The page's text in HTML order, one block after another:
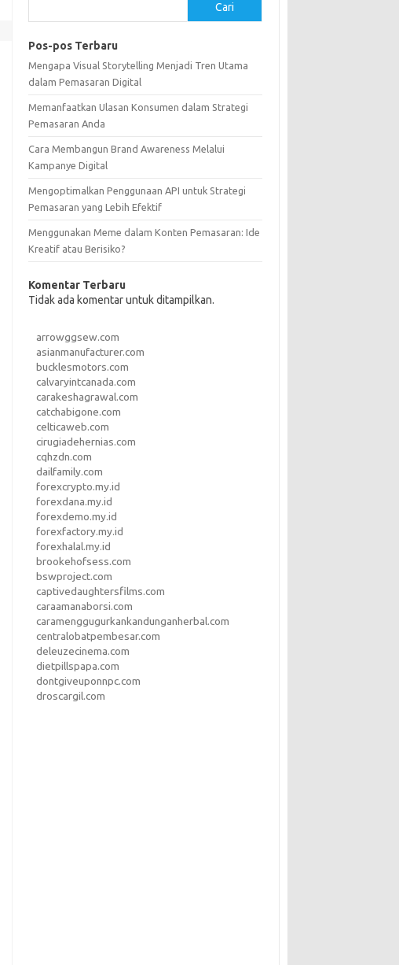
Cari
Pos-pos Terbaru
Mengapa Visual Storytelling Menjadi Tren Utama
dalam Pemasaran Digital
Memanfaatkan Ulasan Konsumen dalam Strategi
Pemasaran Anda
Cara Membangun Brand Awareness Melalui
Kampanye Digital
Mengoptimalkan Penggunaan API untuk Strategi
Pemasaran yang Lebih Efektif
Menggunakan Meme dalam Konten Pemasaran: Ide
Kreatif atau Berisiko?
Komentar Terbaru
Tidak ada komentar untuk ditampilkan.
arrowggsew.com
asianmanufacturer.com
bucklesmotors.com
calvaryintcanada.com
carakeshagrawal.com
catchabigone.com
celticaweb.com
cirugiadehernias.com
cqhzdn.com
dailfamily.com
forexcrypto.my.id
forexdana.my.id
forexdemo.my.id
forexfactory.my.id
forexhalal.my.id
brookehofsess.com
bswproject.com
captivedaughtersfilms.com
caraamanaborsi.com
caramenggugurkankandunganherbal.com
centralobatpembesar.com
deleuzecinema.com
dietpillspapa.com
dontgiveuponnpc.com
droscargil.com